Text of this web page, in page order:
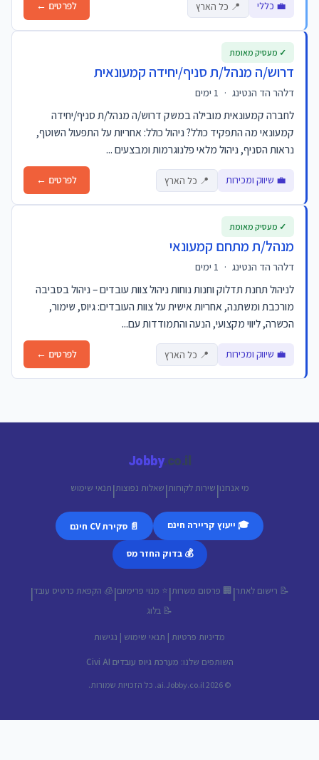
💼 כללי 📍 כל הארץ לפרטים ←
דרוש/ה מנהל/ת סניף/יחידה קמעונאית
דלהר הד הנטינג ·
לחברה קמעונאית מובילה במשק דרוש/ה מנהל/ת סניף/יחידה
קמעונאי מה התפקיד כולל? ניהול כולל: אחריות על התפעול השוטף,
נראות הסניף, ניהול מלאי פלנוגרמות ומבצעים ...
💼 שיווק ומכירות 📍 כל הארץ לפרטים ←
✓ מעסיק מאומת
מנהל/ת מתחם קמעונאי
דלהר הד הנטינג ·
לניהול תחנת תדלוק וחנות נוחות ניהול צוות עובדים – ניהול בסביבה
מורכבת ומשתנה, אחריות אישית על צוות העובדים: גיוס, שימור,
הכשרה, ליווי מקצועי, הנעה והתמודדות עם...
💼 שיווק ומכירות 📍 כל הארץ לפרטים ←
✓ מעסיק מאומת
Jobby.co.il
מי אנחנו|שירות לקוחות|שאלות נפוצות|תנאי שימוש
🎓 ייעוץ קריירה חינם 📄 סקירת CV חינם
💰 בדוק החזר מס
📝 רישום לאתר| 🏢 פרסום משרות|⭐ מנוי פרימיום|🧊 הקפאת כרטיס עובד|
📝 בלוג
מדיניות פרטיות | תנאי שימוש | נגישות
השותפים שלנו: מערכת גיוס עובדים Civi AI
© 2026 ai.Jobby.co.il. כל הזכויות שמורות.